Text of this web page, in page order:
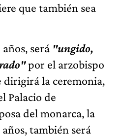
que también sea
será "ungido,
por el arzobispo
dirigirá la ceremonia,
Palacio de
del monarca, la
también será